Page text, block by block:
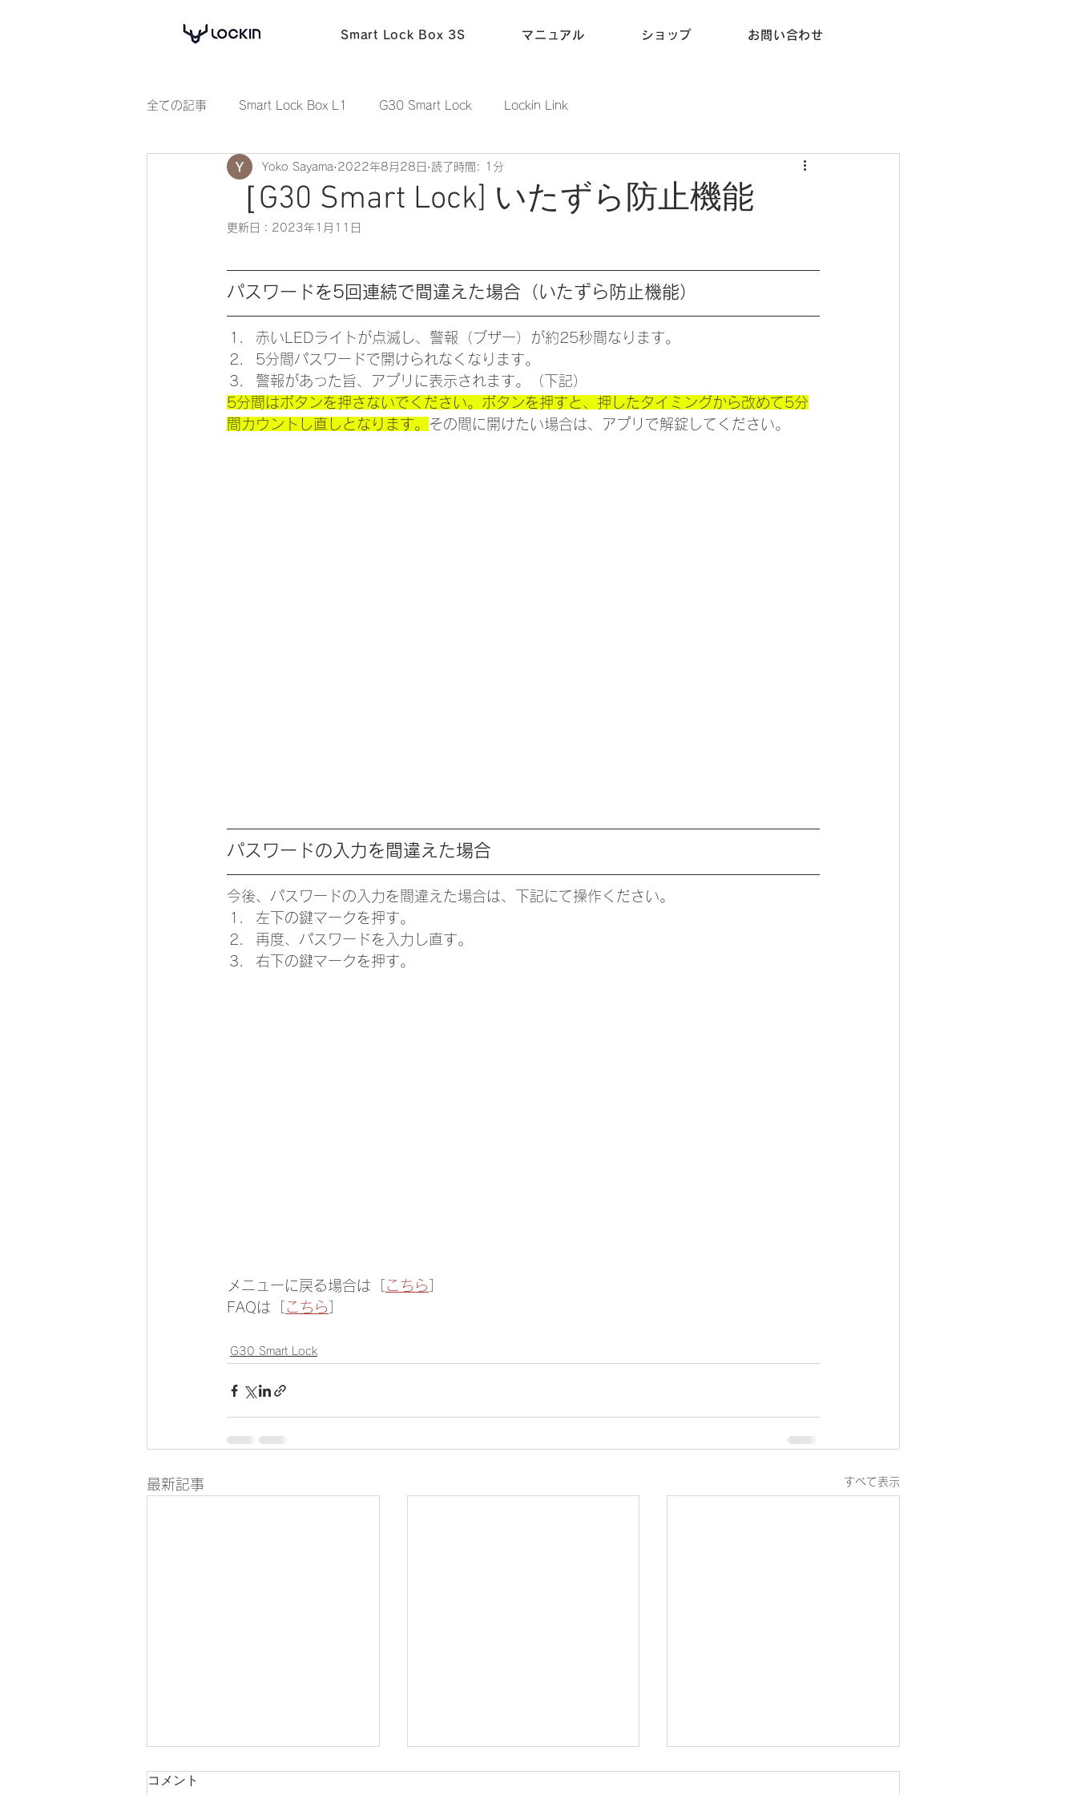
Smart Lock Box 3S マニュアル ショップ お問い合わせ
全ての記事 Smart Lock Box L1 G30 Smart Lock Lockin Link
［G30 Smart Lock] いたずら防止機能
Yoko Sayama 2022年8月28日 読了時間: 1分
更新日： 2023年1月11日
パスワードを5回連続で間違えた場合（いたずら防止機能）
赤いLEDライトが点滅し、警報（ブザー）が約25秒間なります。
5分間パスワードで開けられなくなります。
警報があった旨、アプリに表示されます。（下記）
5分間はボタンを押さないでください。ボタンを押すと、押したタイミングから改めて5分
間カウントし直しとなります。 その間に開けたい場合は、アプリで解錠してください。
パスワードの入力を間違えた場合
今後、パスワードの入力を間違えた場合は、下記にて操作ください。
​左下の鍵マークを押す。
再度、パスワードを入力し直す。
右下の鍵マークを押す。
メニューに戻る場合は［ こちら
FAQは［
こちら
G30 Smart Lock
最新記事 すべて表示
コメント